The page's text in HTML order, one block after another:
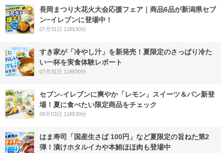
長岡まつり大花火大会応援フェア｜商品6品が新潟県セブ
ン−イレブンに登場中！
07月31日 11時30分
すき家が「冷やし汁」を新発売！夏限定のさっぱり冷た
い一杯を実食体験レポート
07月31日 11時30分
セブン‐イレブンに爽やか「レモン」スイーツ＆パン新登
場！夏に食べたい限定商品をチェック
08月03日 11時30分
はま寿司「国産生さば 100円」など夏限定の旨ねた第2
弾！漬けホタルイカや本鮪ほほ肉も登場中